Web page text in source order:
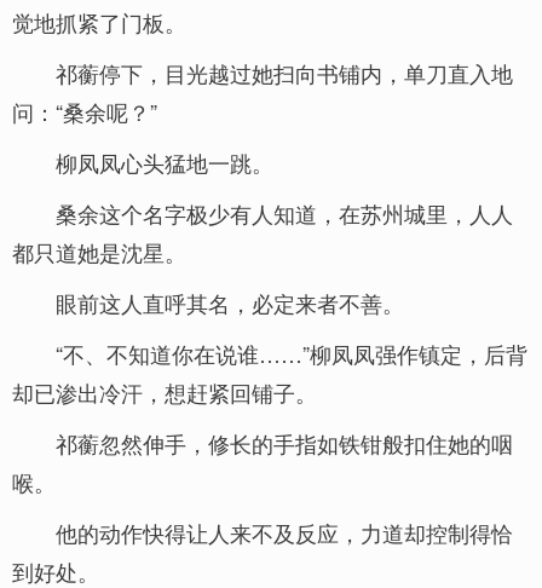
觉地抓紧了门板。
祁蘅停下，目光越过她扫向书铺内，单刀直入地
问：“桑余呢？”
柳凤凤心头猛地一跳。
桑余这个名字极少有人知道，在苏州城里，人人
都只道她是沈星。
眼前这人直呼其名，必定来者不善。
“不、不知道你在说谁……”柳凤凤强作镇定，后背
却已渗出冷汗，想赶紧回铺子。
祁蘅忽然伸手，修长的手指如铁钳般扣住她的咽
喉。
他的动作快得让人来不及反应，力道却控制得恰
到好处。